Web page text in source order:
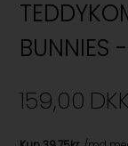
BUNNIES
159,00 DKK